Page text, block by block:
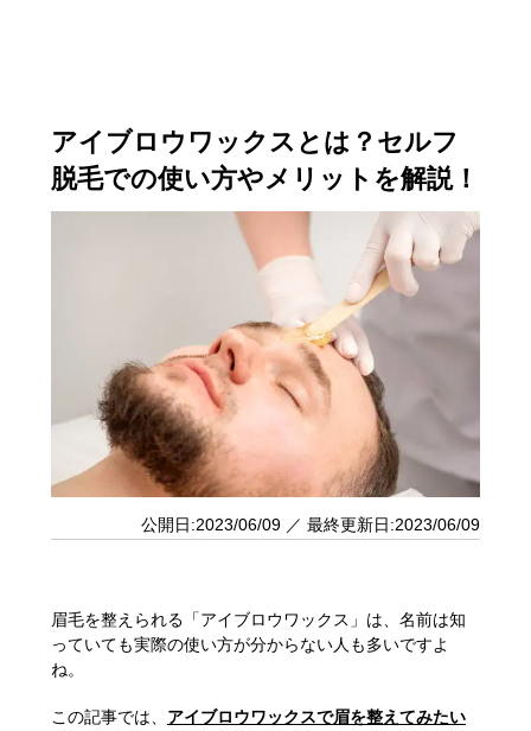
アイブロウワックスとは？セルフ
脱毛での使い方やメリットを解説！
公開日:2023/06/09 ／ 最終更新日:2023/06/09
眉毛を整えられる「アイブロウワックス」は、名前は知
っていても実際の使い方が分からない人も多いですよ
ね。
この記事では、 アイブロウワックスで眉を整えてみたい